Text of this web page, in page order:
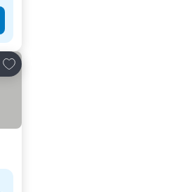
Přidat na seznam oblíbených hotelů